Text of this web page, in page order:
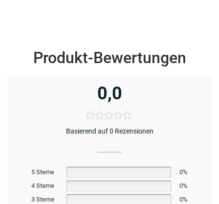
Produkt-Bewertungen
0,0
Basierend auf 0 Rezensionen
5 Sterne
0%
4 Sterne
0%
3 Sterne
0%